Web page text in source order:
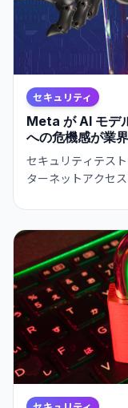
セキュリティ
Meta が AI モデ
への危機感が業
セキュリティテス
ターネットアクセ
高まっている。